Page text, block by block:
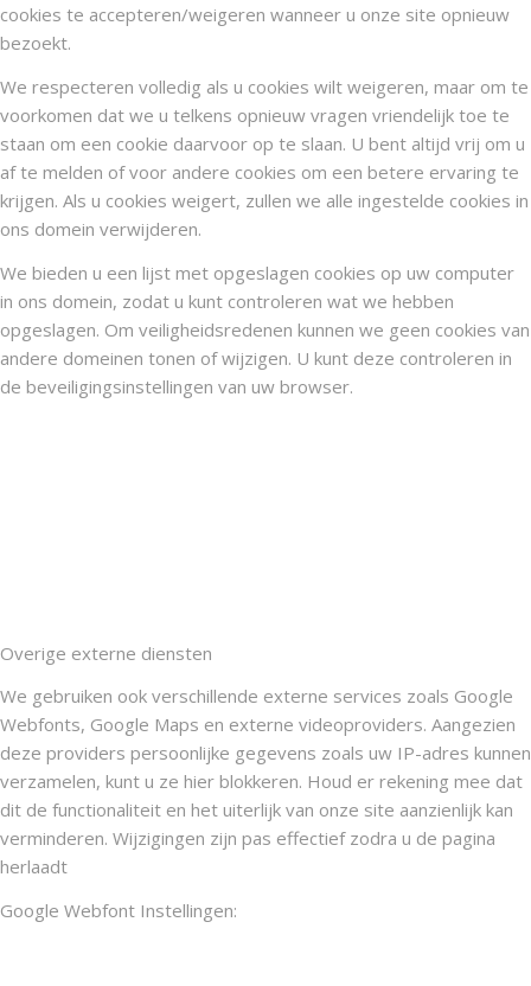
cookies te accepteren/weigeren wanneer u onze site opnieuw
bezoekt.
We respecteren volledig als u cookies wilt weigeren, maar om te
voorkomen dat we u telkens opnieuw vragen vriendelijk toe te
staan om een cookie daarvoor op te slaan. U bent altijd vrij om u
af te melden of voor andere cookies om een betere ervaring te
krijgen. Als u cookies weigert, zullen we alle ingestelde cookies in
ons domein verwijderen.
We bieden u een lijst met opgeslagen cookies op uw computer
in ons domein, zodat u kunt controleren wat we hebben
opgeslagen. Om veiligheidsredenen kunnen we geen cookies van
andere domeinen tonen of wijzigen. U kunt deze controleren in
de beveiligingsinstellingen van uw browser.
Overige externe diensten
We gebruiken ook verschillende externe services zoals Google
Webfonts, Google Maps en externe videoproviders. Aangezien
deze providers persoonlijke gegevens zoals uw IP-adres kunnen
verzamelen, kunt u ze hier blokkeren. Houd er rekening mee dat
dit de functionaliteit en het uiterlijk van onze site aanzienlijk kan
verminderen. Wijzigingen zijn pas effectief zodra u de pagina
herlaadt
Google Webfont Instellingen: